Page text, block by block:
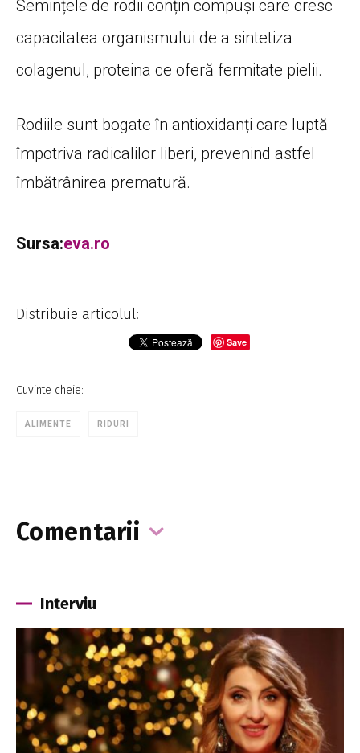
Semințele de rodii conțin compuși care cresc
capacitatea organismului de a sintetiza
colagenul, proteina ce oferă fermitate pielii.
Rodiile sunt bogate în antioxidanți care luptă
împotriva radicalilor liberi, prevenind astfel
îmbătrânirea prematură.
Sursa:eva.ro
Distribuie articolul:
Save
Cuvinte cheie:
ALIMENTE RIDURI
Comentarii
Interviu